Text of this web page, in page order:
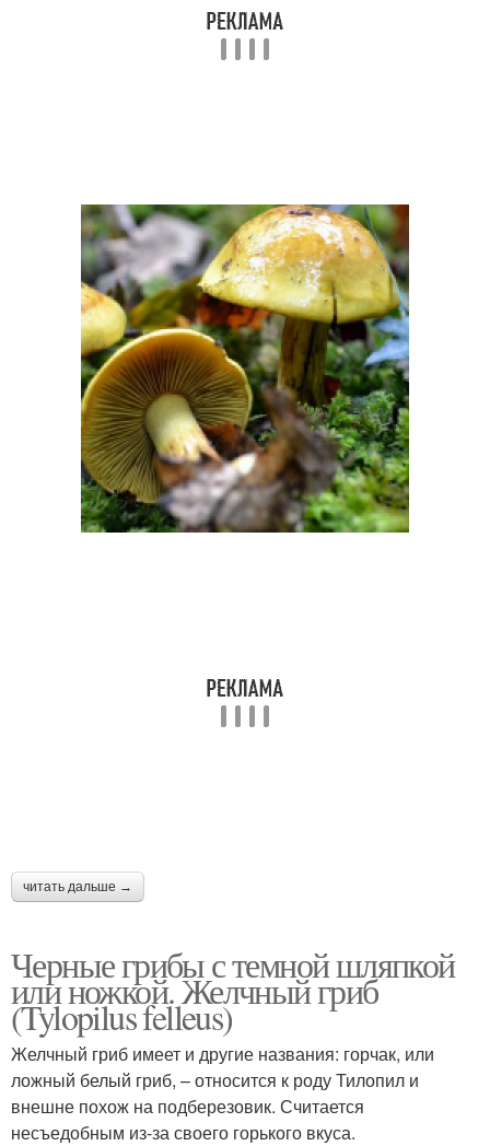
читать дальше →
Черные грибы с темной шляпкой
или ножкой. Желчный гриб
(Tylopilus felleus)
Желчный гриб имеет и другие названия: горчак, или
ложный белый гриб, – относится к роду Тилопил и
внешне похож на подберезовик. Считается
несъедобным из-за своего горького вкуса.